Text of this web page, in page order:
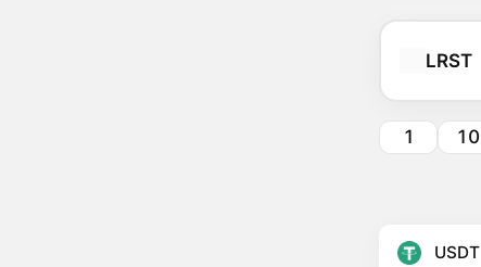
LRST
1 10
USDT